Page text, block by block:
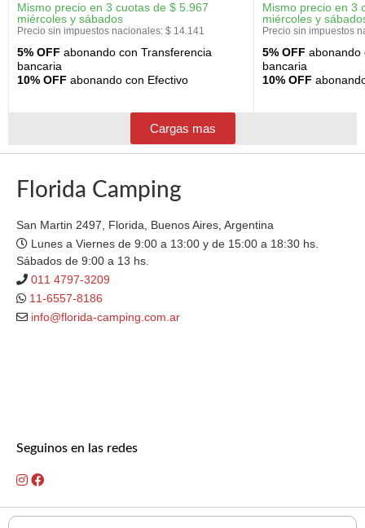
Mismo precio en 3 cuotas de $ 5.967
miércoles y sábados
Precio sin impuestos nacionales: $ 14.141
5% OFF abonando con Transferencia
bancaria
10% OFF abonando con Efectivo
Mismo precio en 3
miércoles y
Precio sin impuestos
5% OFF abonando
bancaria
10% OFF
Cargas mas
Florida Camping
San Martin 2497, Florida, Buenos Aires, Argentina
Lunes a Viernes de 9:00 a 13:00 y de 15:00 a 18:30 hs.
Sábados de 9:00 a 13 hs.
011 4797-3209
11-6557-8186
info@florida-camping.com.ar
Seguinos en las redes